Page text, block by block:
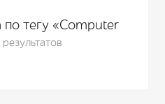
по тегу «Computer